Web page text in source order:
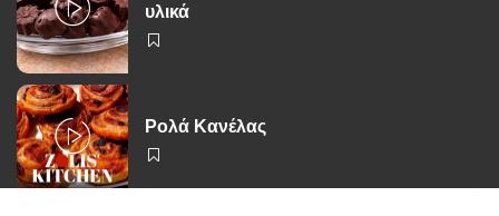
υλικά
Ρολά Κανέλας